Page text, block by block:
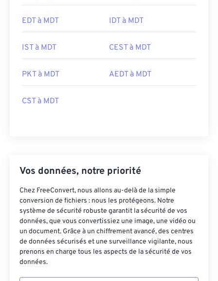
EDT à MDT IDT à MDT
IST à MDT CEST à MDT
PKT à MDT AEDT à MDT
CST à MDT
Vos données, notre priorité
Chez FreeConvert, nous allons au-delà de la simple
conversion de fichiers : nous les protégeons. Notre
système de sécurité robuste garantit la sécurité de vos
données, que vous convertissiez une image, une vidéo ou
un document. Grâce à un chiffrement avancé, des centres
de données sécurisés et une surveillance vigilante, nous
prenons en charge tous les aspects de la sécurité de vos
données.